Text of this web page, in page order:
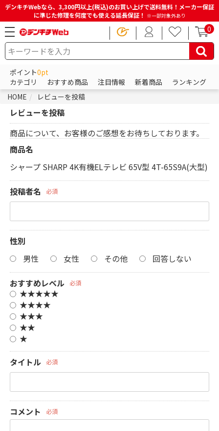
デンキチWebなら、3,300円以上(税込)のお買い上げで送料無料！メーカー保証
に準じた修理を何度でも使える延長保証！ ※一部対象外あり
0
ポイント0pt
カテゴリ
おすすめ商品 注目情報 新着商品
ランキング
HOME
レビューを投稿
レビューを投稿
商品について、お客様のご感想をお待ちしております。
商品名
シャープ SHARP 4K有機ELテレビ 65V型 4T-65S9A(大型)
投稿者名 必須
性別
男性
女性 その他 回答しない
おすすめレベル 必須
★★★★★
★★★★
★★★
★★
★
タイトル
必須
コメント 必須